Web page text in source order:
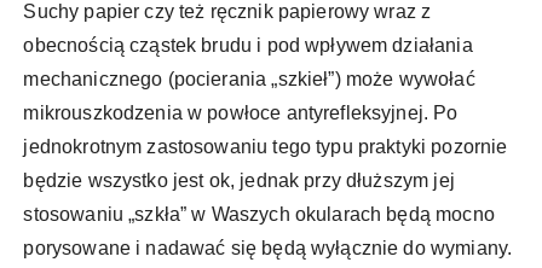
Suchy papier czy też ręcznik papierowy wraz z
obecnością cząstek brudu i pod wpływem działania
mechanicznego (pocierania „szkieł”) może wywołać
mikrouszkodzenia w powłoce antyrefleksyjnej. Po
jednokrotnym zastosowaniu tego typu praktyki pozornie
będzie wszystko jest ok, jednak przy dłuższym jej
stosowaniu „szkła” w Waszych okularach będą mocno
porysowane i nadawać się będą wyłącznie do wymiany.